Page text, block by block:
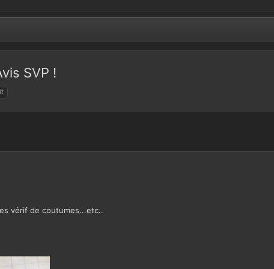
SVP !
vérif de coutumes...etc..